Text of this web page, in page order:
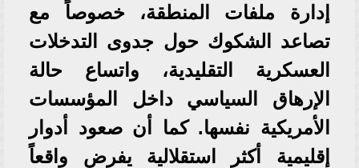
إدارة ملفات المنطقة، خصوصاً مع
تصاعد الشكوك حول جدوى التدخلات
العسكرية التقليدية، واتساع حالة
الإرهاق السياسي داخل المؤسسات
الأمريكية نفسها. كما أن صعود أدوار
إقليمية أكثر استقلالية يفرض واقعاً